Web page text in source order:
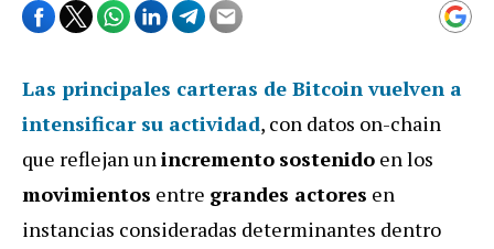
Las principales carteras de Bitcoinvuelven a
intensificar su actividad, con datos on-chain
que reflejan unincremento sostenido en los
movimientos entre grandes actores en
instancias consideradas determinantes dentro